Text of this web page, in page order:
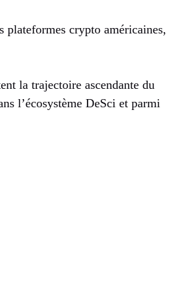
plateformes crypto américaines,
la trajectoire ascendante du
l’écosystème DeSci et parmi